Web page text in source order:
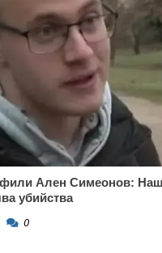
Ален Симеонов:
убийства
0